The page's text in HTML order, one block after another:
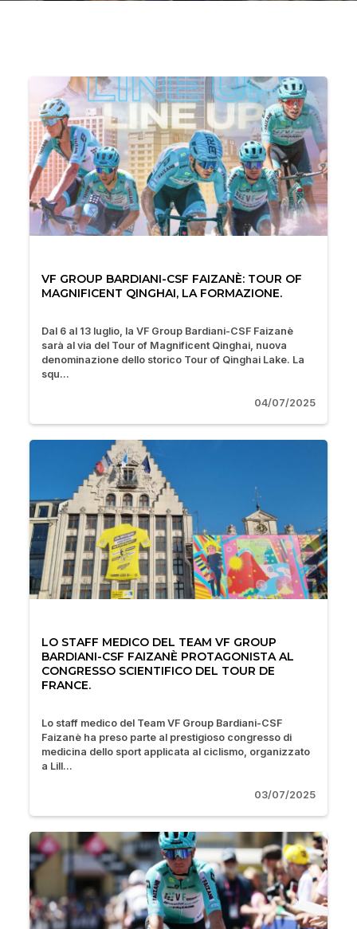
VF GROUP BARDIANI-CSF FAIZANÈ: TOUR OF
MAGNIFICENT QINGHAI, LA FORMAZIONE.
Dal 6 al 13 luglio, la VF Group Bardiani-CSF Faizanè
sarà al via del Tour of Magnificent Qinghai, nuova
denominazione dello storico Tour of Qinghai Lake. La
squ...
04/07/2025
LO STAFF MEDICO DEL TEAM VF GROUP
BARDIANI-CSF FAIZANÈ PROTAGONISTA AL
CONGRESSO SCIENTIFICO DEL TOUR DE
FRANCE.
Lo staff medico del Team VF Group Bardiani-CSF
Faizanè ha preso parte al prestigioso congresso di
medicina dello sport applicata al ciclismo, organizzato
a Lill...
03/07/2025